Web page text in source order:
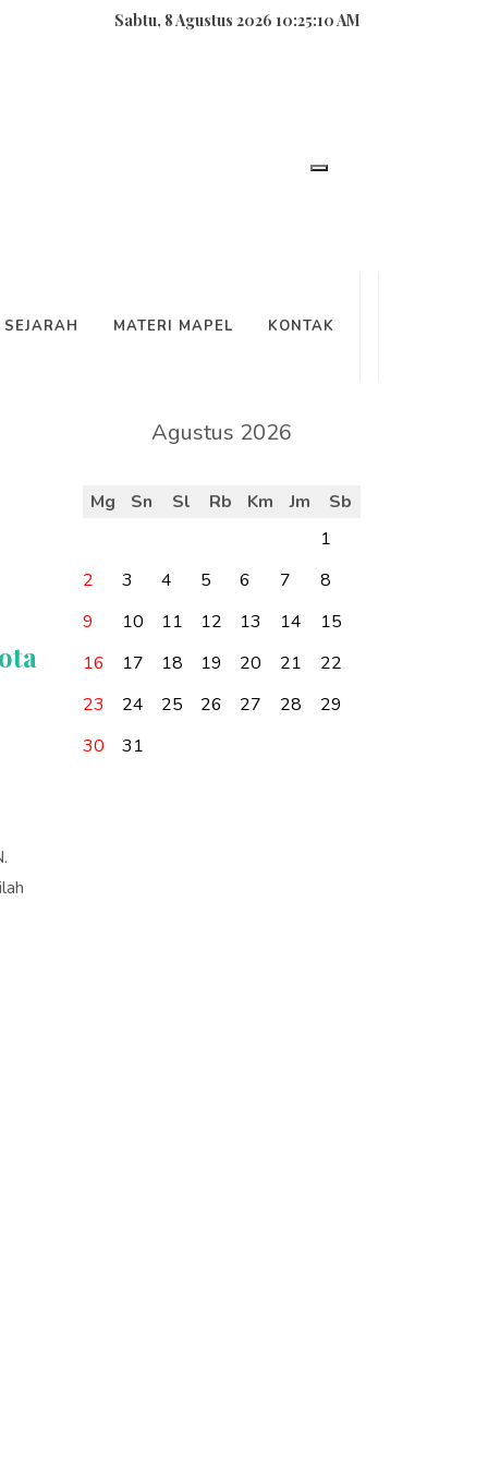
Sabtu, 8 Agustus 2026 10:25:12 AM
SEJARAH MATERI MAPEL KONTAK
Agustus 2026
Mg Sn Sl Rb Km Jm
Sb
1
2
3 4 5 6 7
8
9
10 11 12 13 14
15
16
17 18 19 20 21
22
23
24 25 26 27 28
29
30
31